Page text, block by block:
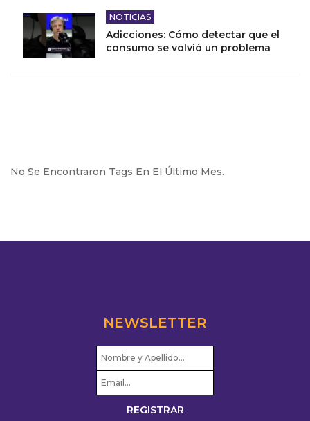
NOTICIAS
Adicciones: Cómo detectar que el
consumo se volvió un problema
No Se Encontraron Tags En El Último Mes.
NEWSLETTER